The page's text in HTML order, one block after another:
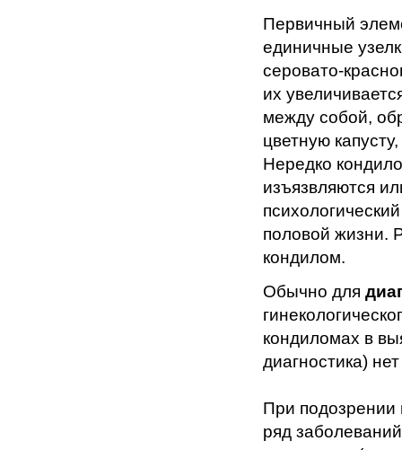
Первичный
единичные
серовато-
их
между собой,
цветную
Нередко
изъязвляются
половой жизни.
кондилом.
Обычно для
кондиломах в
диагностика)
При подозрении
ряд